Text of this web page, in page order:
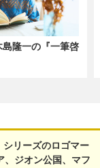
島隆一の『一筆啓
シリーズのロゴマー
、ジオン公国、マフ